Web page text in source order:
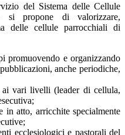
del Sistema delle Cellule
si propone di valorizzare,
delle cellule parrocchiali di
promuovendo e organizzando
anche periodiche,
ai vari livelli (leader di cellula,
in atto, arricchite specialmente
ecclesiologici e pastorali del